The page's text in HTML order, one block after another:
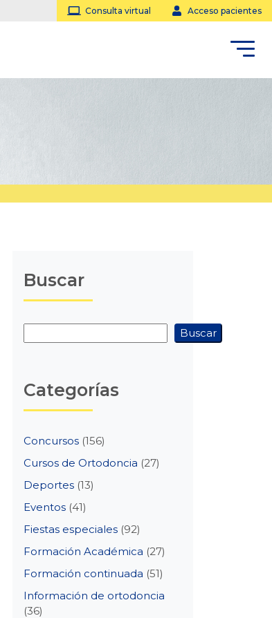
Consulta virtual Acceso pacientes
Buscar
Buscar
Categorías
Concursos (156)
Cursos de Ortodoncia (27)
Deportes (13)
Eventos (41)
Fiestas especiales (92)
Formación Académica (27)
Formación continuada (51)
Información de ortodoncia
(36)